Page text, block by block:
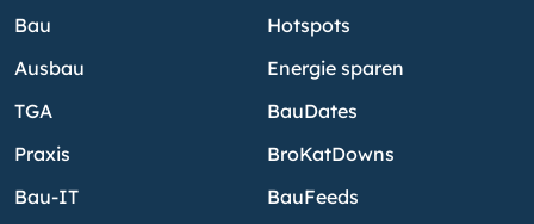
Bau
Ausbau
TGA
Praxis
Bau-IT
Hotspots
Energie sparen
BauDates
BroKatDowns
BauFeeds